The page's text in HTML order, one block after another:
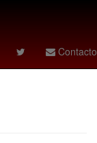
Contacto